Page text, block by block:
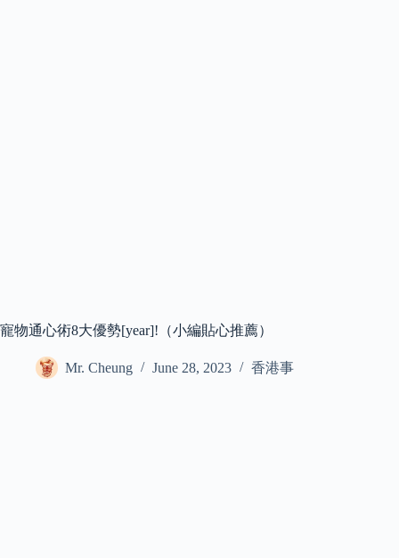
寵物通心術8大優勢[year]!（小編貼心推薦）
Mr. Cheung June 28, 2023 香港事